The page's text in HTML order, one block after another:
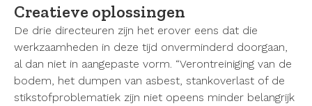
Creatieve oplossingen
De drie directeuren zijn het erover eens dat die
werkzaamheden in deze tijd onverminderd doorgaan,
al dan niet in aangepaste vorm. “Verontreiniging van de
bodem, het dumpen van asbest, stankoverlast of de
stikstofproblematiek zijn niet opeens minder belangrijk